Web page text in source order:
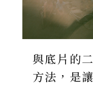
與底片的
方法，是